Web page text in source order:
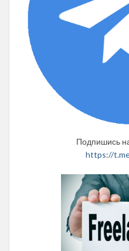
Подпишись
https://